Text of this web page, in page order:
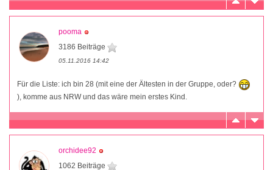
pooma
3186 Beiträge
05.11.2016 14:42
Für die Liste: ich bin 28 (mit eine der Ältesten in der Gruppe, oder?
), komme aus NRW und das wäre mein erstes Kind.
orchidee92
1062 Beiträge